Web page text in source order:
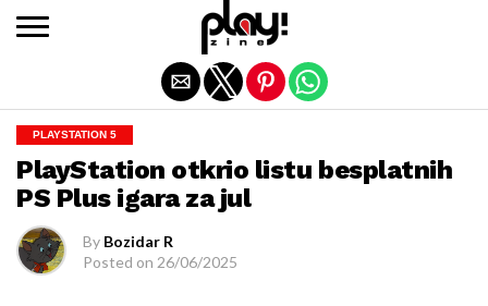
PLAYSTATION 5
PlayStation otkrio listu besplatnih
PS Plus igara za jul
By Bozidar R
Posted on 26/06/2025
Exit mobile version